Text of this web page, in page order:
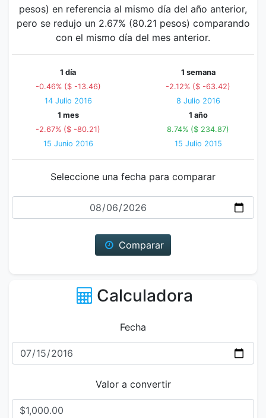
pesos) en referencia al mismo día del año anterior,
pero se redujo un 2.67% (80.21 pesos) comparando
con el mismo día del mes anterior.
1 día
-0.46% ($ -13.46)
14 Julio 2016
1 semana
-2.12% ($ -63.42)
8 Julio 2016
1 mes
-2.67% ($ -80.21)
15 Junio 2016
1 año
8.74% ($ 234.87)
15 Julio 2015
Seleccione una fecha para comparar
Fecha
Comparar
Calculadora
Fecha
Valor a convertir